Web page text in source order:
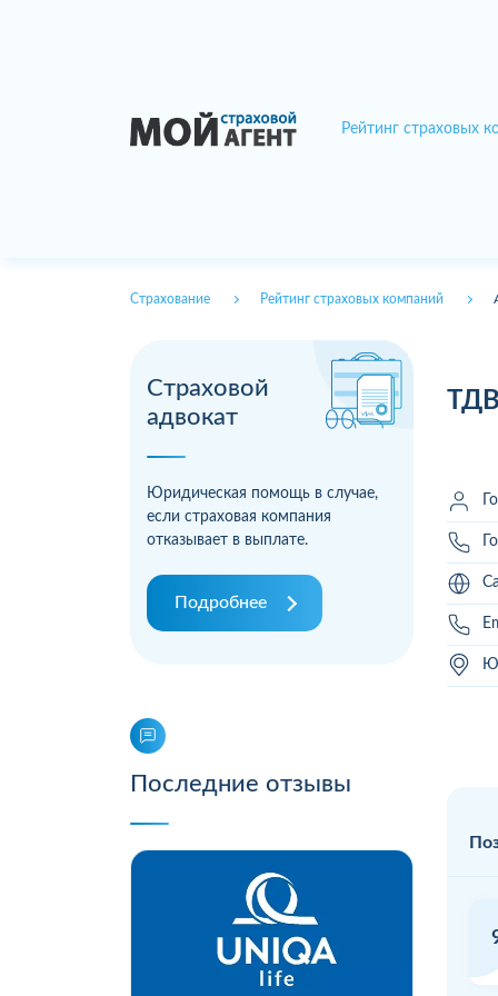
Рейтинг страховых
Страхование Рейтинг страховых компаний
Страховой
адвокат
Юридическая помощь в случае,
если страховая компания
отказывает в выплате.
Подробнее
Последние отзывы